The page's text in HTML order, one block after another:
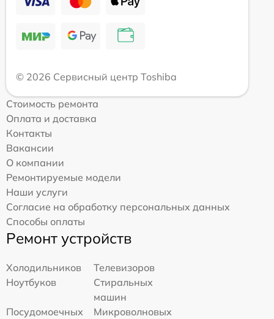
© 2026 Сервисный центр Toshiba
Стоимость ремонта
Оплата и доставка
Контакты
Вакансии
О компании
Ремонтируемые модели
Наши услуги
Согласие на обработку персональных данных
Способы оплаты
Ремонт устройств
Холодильников
Телевизоров
Ноутбуков
Стиральных
машин
Посудомоечных
Микроволновых